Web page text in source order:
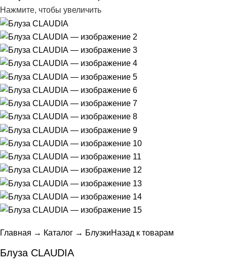
Нажмите, чтобы увеличить
Главная → Каталог → БлузкиНазад к товарам
Блуза CLAUDIA